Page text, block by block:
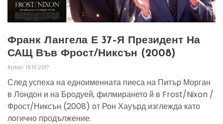
Франк Лангела Е 37–Я Президент На
САЩ Във Фрост/Никсън (2008)
Anton 19.10.2017
След успеха на едноименната пиеса на Питър Морган
в Лондон и на Бродуей, филмирането й в Frost/Nixon /
Фрост/Никсън (2008) от Рон Хауърд изглежда като
логично продължение.